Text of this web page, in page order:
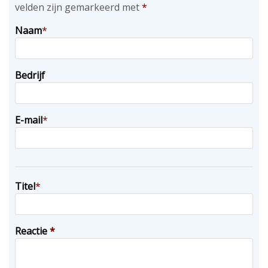
velden zijn gemarkeerd met*
Naam*
Bedrijf
E-mail*
Titel*
Reactie*